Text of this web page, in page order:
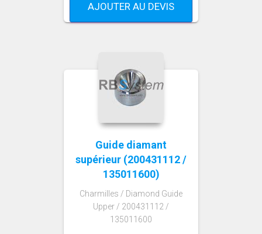
AJOUTER AU DEVIS
Guide diamant
supérieur (200431112 /
135011600)
Charmilles / Diamond Guide
Upper / 200431112 /
135011600